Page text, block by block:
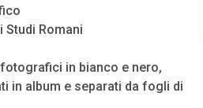
Studi Romani
in bianco e nero,
in album e separati da fogli di